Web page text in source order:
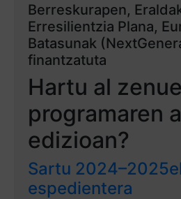
Berreskurapen,
Erresilientzia Plana,
Batasunak
finantzatuta
Hartu al
programaren
edizioan?
Sartu
espedientera